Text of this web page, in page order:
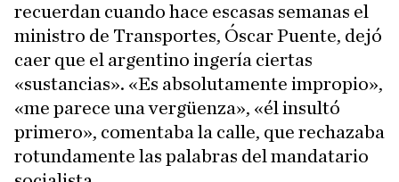
recuerdan cuando hace escasas semanas el
ministro de Transportes, Óscar Puente, dejó
caer que el argentino ingería ciertas
«sustancias». «Es absolutamente impropio»,
«me parece una vergüenza», «él insultó
primero», comentaba la calle, que rechazaba
rotundamente las palabras del mandatario